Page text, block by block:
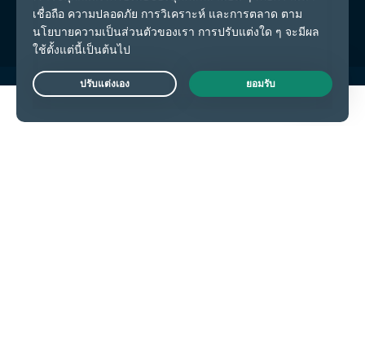
การตั้งค่าคุกกี้
Live Chat